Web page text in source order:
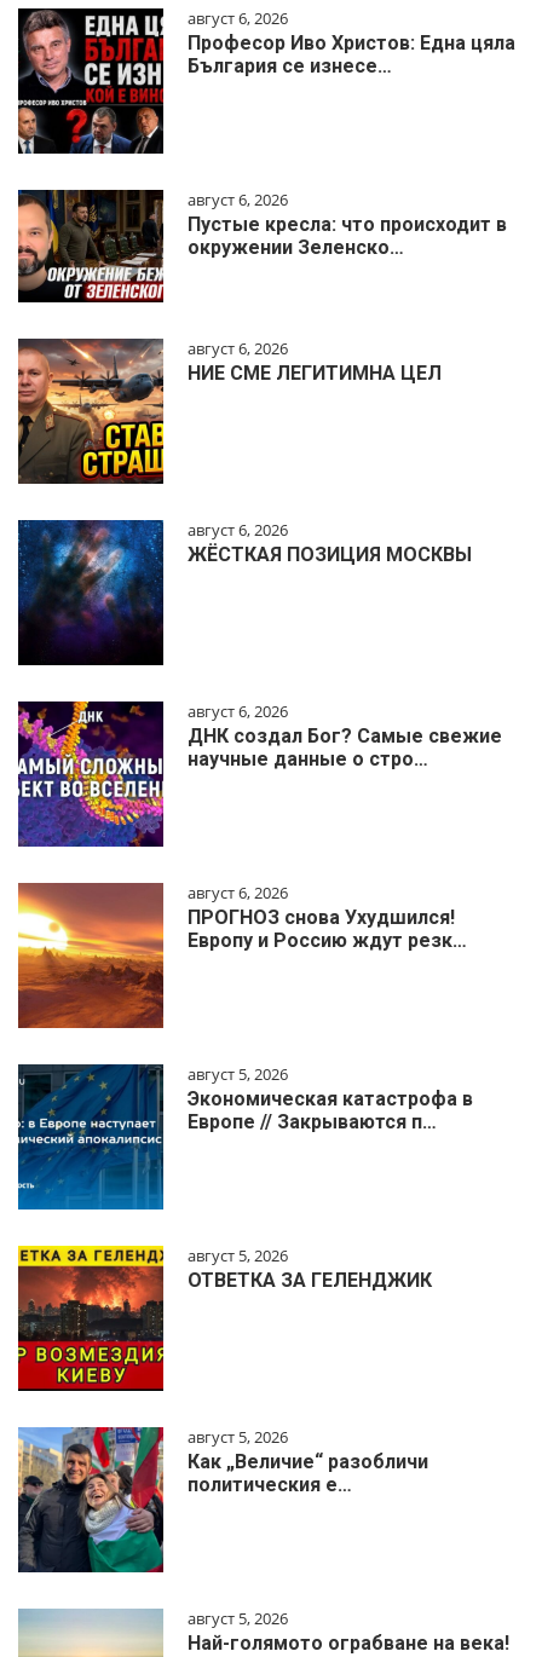
август 6, 2026
Професор Иво Христов: Една цяла
България се изнесе…
август 6, 2026
Пустые кресла: что происходит в
окружении Зеленско…
август 6, 2026
НИЕ СМЕ ЛЕГИТИМНА ЦЕЛ
август 6, 2026
ЖЁСТКАЯ ПОЗИЦИЯ МОСКВЫ
август 6, 2026
ДНК создал Бог? Самые свежие
научные данные о стро…
август 6, 2026
ПРОГНОЗ снова Ухудшился!
Европу и Россию ждут резк…
август 5, 2026
Экономическая катастрофа в
Европе // Закрываются п…
август 5, 2026
ОТВЕТКА ЗА ГЕЛЕНДЖИК
август 5, 2026
Как „Величие“ разобличи
политическия е…
август 5, 2026
Най-голямото ограбване на века!